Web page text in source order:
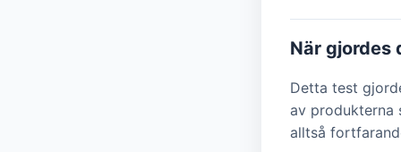
När gjordes
Detta test
av produkterna
alltså